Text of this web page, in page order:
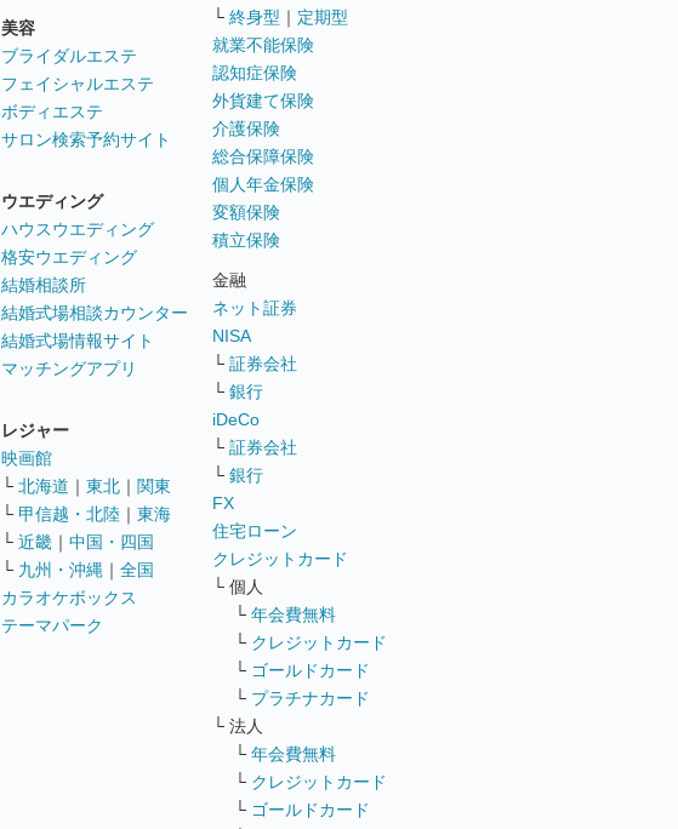
美容
ブライダルエステ
フェイシャルエステ
ボディエステ
サロン検索予約サイト
ウエディング
ハウスウエディング
格安ウエディング
結婚相談所
結婚式場相談カウンター
結婚式場情報サイト
マッチングアプリ
レジャー
映画館
└ 北海道 ｜ 東北 ｜ 関東
└ 甲信越・北陸 ｜ 東海
└ 近畿 ｜ 中国・四国
└ 九州・沖縄 ｜ 全国
カラオケボックス
テーマパーク
└ 終身型 ｜ 定期型
就業不能保険
認知症保険
外貨建て保険
介護保険
総合保障保険
個人年金保険
変額保険
積立保険
金融
ネット証券
NISA
└ 証券会社
└ 銀行
iDeCo
└ 証券会社
└ 銀行
FX
住宅ローン
クレジットカード
└ 個人
└ 年会費無料
└ クレジットカード
└ ゴールドカード
└ プラチナカード
└ 法人
└ 年会費無料
└ クレジットカード
└ ゴールドカード